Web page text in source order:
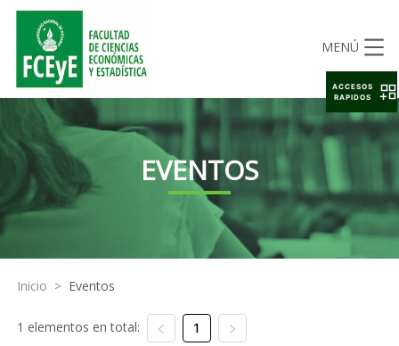
MENÚ
EVENTOS
Inicio > Eventos
1 elementos en total: 1
ACCESOS
RAPIDOS